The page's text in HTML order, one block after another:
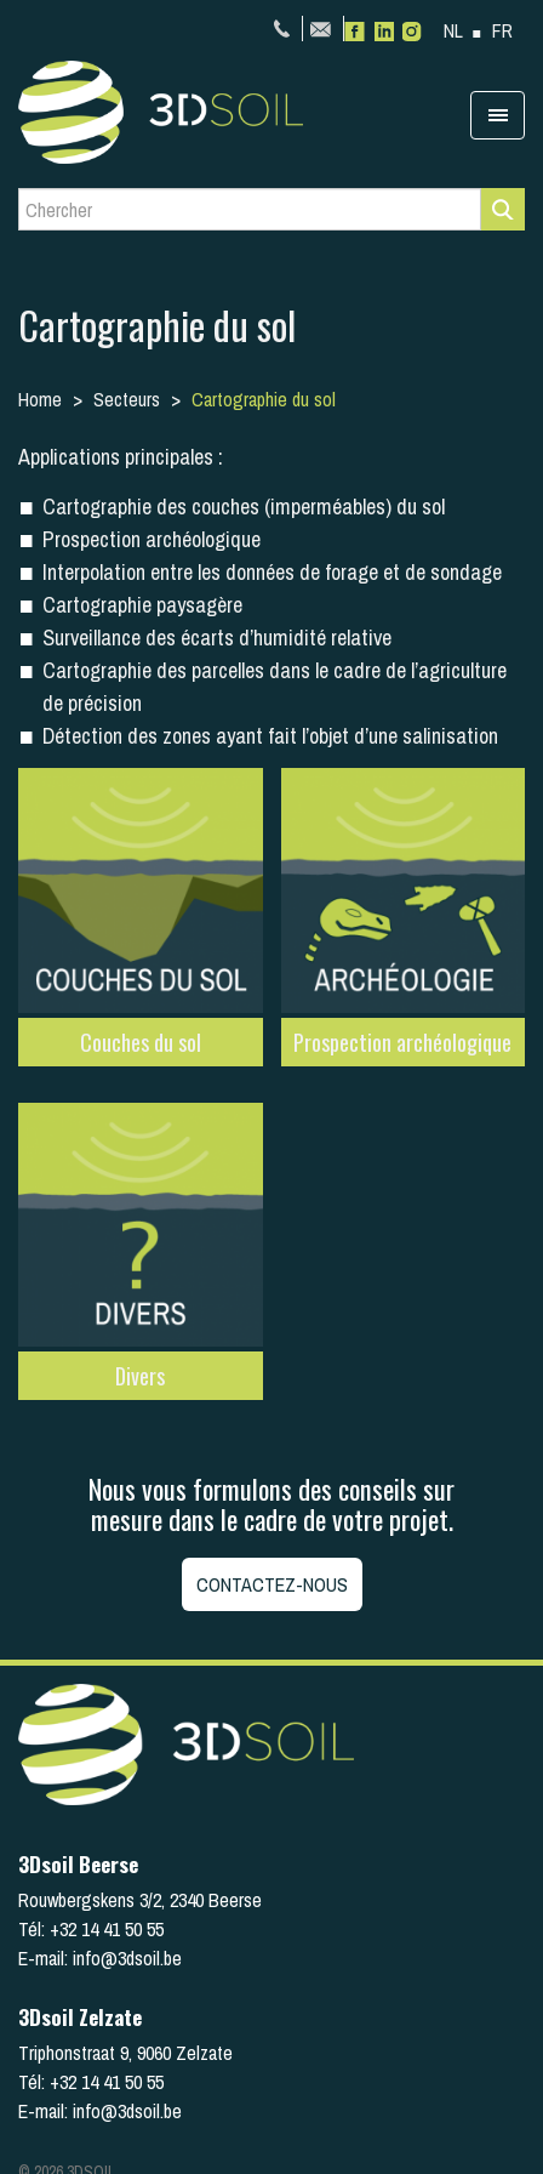
NL FR
Cartographie du sol
Home Secteurs Cartographie du sol
Applications principales :
Cartographie des couches (imperméables) du sol
Prospection archéologique
Interpolation entre les données de forage et de sondage
Cartographie paysagère
Surveillance des écarts d’humidité relative
Cartographie des parcelles dans le cadre de l’agriculture
de précision
Détection des zones ayant fait l’objet d’une salinisation
Couches du sol Prospection archéologique
Divers
Nous vous formulons des conseils sur
mesure dans le cadre de votre projet.
CONTACTEZ-NOUS
3Dsoil Beerse
Rouwbergskens 3/2, 2340Beerse
Tél: +32 14 41 50 55
E-mail: info@3dsoil.be
3Dsoil Zelzate
Triphonstraat 9, 9060 Zelzate
Tél: +32 14 41 50 55
E-mail: info@3dsoil.be